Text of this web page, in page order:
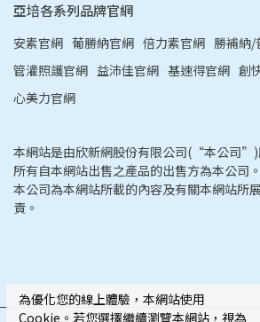
為優化您的線上體驗，本網站使用
Cookie。若您選擇繼續瀏覽本網站，視為
亞培各系列品牌官網
安素官網 葡勝納官網 倍力素官網 勝補納/
管灌照護官網 益沛佳官網 基速得官網 創
心美力官網
本網站是由欣新網股份有限公司(“本公司”)
所有自本網站出售之產品的出售方為本公司。
本公司為本網站所載的內容及有關本網站所
責。